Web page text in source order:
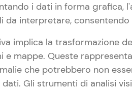
i dati in forma grafica,
da interpretare,
implica la trasformazione
mappe. Queste
che potrebbero non
Gli strumenti di analisi